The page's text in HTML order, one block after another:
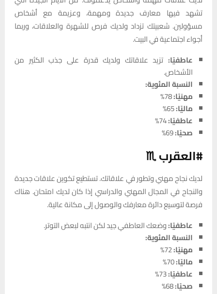
تشهد فيها معارف جديدة ومهمة، وعزيمة مع أشخاص
مسؤولين. شعبيتك تزداد ولديك فرص للشهرة والعلاقات، وربما
أجواء اجتماعية في البيت.
عاطفيًا: تزيد علاقاتك ولديك قدرة على جذب الكثير من
الأشخاص.
النسبة المئوية:
مهنيًا:
ماليًا:
عاطفيًا:
صحيًا:
#العقرب ♏
لديك نجاح مهني وتطور في علاقاتك. تستطيع تكوين علاقات جديدة
والنجاح في المجال المهني والدراسي إذا كان لديك امتحان. هناك
فرصة لتوسيع دائرة معارفك والوصول إلى مكانة عالية.
عاطفيًا:وضعك العاطفي جيد لكن انتبه لبعض التوتر.
النسبة المئوية:
مهنيًا:
ماليًا:
عاطفيًا:
صحيًا: